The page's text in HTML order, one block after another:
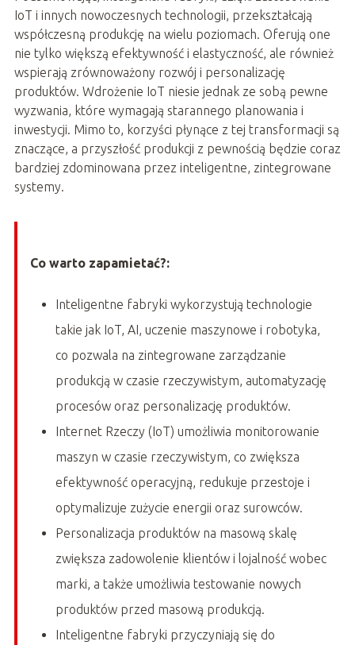
IoT i innych nowoczesnych technologii, przekształcają
współczesną produkcję na wielu poziomach. Oferują one
nie tylko większą efektywność i elastyczność, ale również
wspierają zrównoważony rozwój i personalizację
produktów. Wdrożenie IoT niesie jednak ze sobą pewne
wyzwania, które wymagają starannego planowania i
inwestycji. Mimo to, korzyści płynące z tej transformacji są
znaczące, a przyszłość produkcji z pewnością będzie coraz
bardziej zdominowana przez inteligentne, zintegrowane
systemy.
Co warto zapamietać?:
Inteligentne fabryki wykorzystują technologie
takie jak IoT, AI, uczenie maszynowe i robotyka,
co pozwala na zintegrowane zarządzanie
produkcją w czasie rzeczywistym, automatyzację
procesów oraz personalizację produktów.
Internet Rzeczy (IoT) umożliwia monitorowanie
maszyn w czasie rzeczywistym, co zwiększa
efektywność operacyjną, redukuje przestoje i
optymalizuje zużycie energii oraz surowców.
Personalizacja produktów na masową skalę
zwiększa zadowolenie klientów i lojalność wobec
marki, a także umożliwia testowanie nowych
produktów przed masową produkcją.
Inteligentne fabryki przyczyniają się do